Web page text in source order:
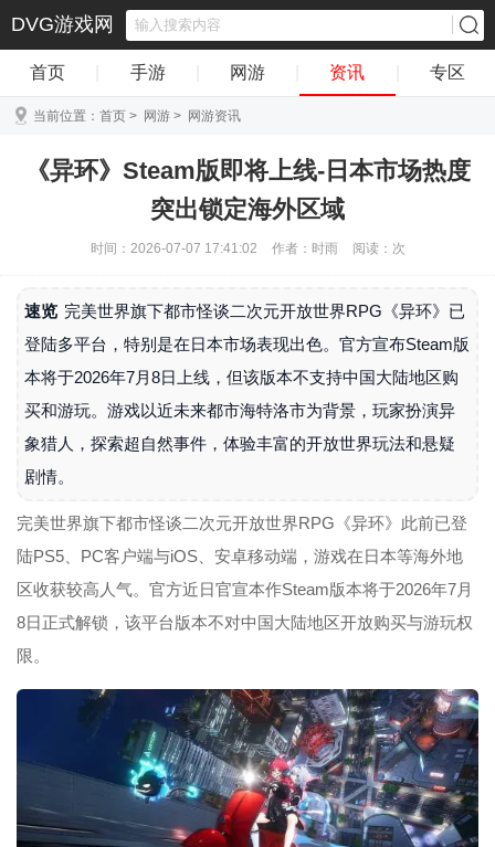
DVG游戏网
首页 手游 网游 资讯 专区
当前位置： 首页 > 网游 > 网游资讯
《异环》Steam版即将上线-日本市场热度
突出锁定海外区域
时间：2026-07-07 17:41:02 作者：时雨 阅读： 次
速览 完美世界旗下都市怪谈二次元开放世界RPG《异环》已
登陆多平台，特别是在日本市场表现出色。官方宣布Steam版
本将于2026年7月8日上线，但该版本不支持中国大陆地区购
买和游玩。游戏以近未来都市海特洛市为背景，玩家扮演异
象猎人，探索超自然事件，体验丰富的开放世界玩法和悬疑
剧情。
完美世界旗下都市怪谈二次元开放世界RPG《异环》此前已登
陆PS5、PC客户端与iOS、安卓移动端，游戏在日本等海外地
区收获较高人气。官方近日官宣本作Steam版本将于2026年7月
8日正式解锁，该平台版本不对中国大陆地区开放购买与游玩权
限。